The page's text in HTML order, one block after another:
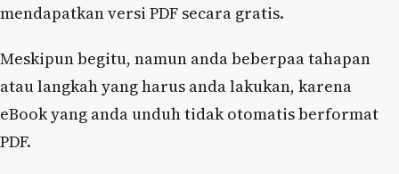
mendapatkan versi PDF secara gratis.
Meskipun begitu, namun anda beberpaa tahapan
atau langkah yang harus anda lakukan, karena
eBook yang anda unduh tidak otomatis berformat
PDF.